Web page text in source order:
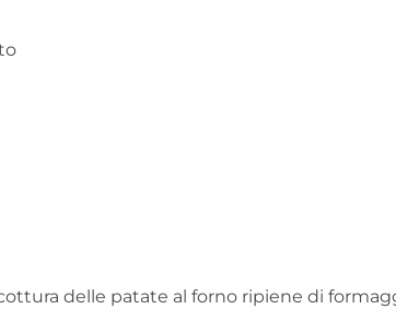
delle patate al forno ripiene di